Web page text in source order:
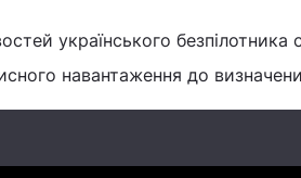
українського безпілотника
навантаження до